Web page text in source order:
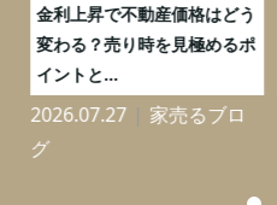
金利上昇で不動産価格はどう
変わる？売り時を見極めるポ
イントと...
2026.07.27
家売るブロ
グ